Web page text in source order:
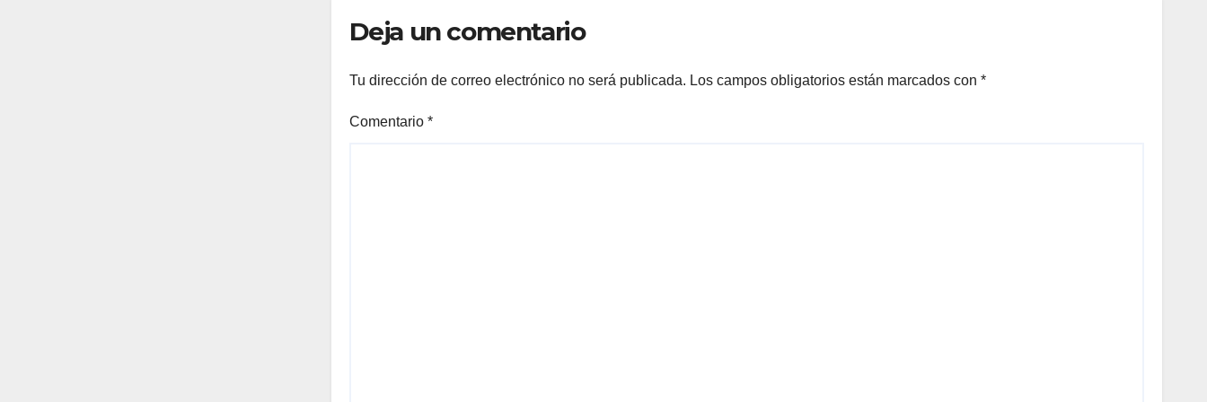
Deja un comentario
Tu dirección de correo electrónico no será publicada. Los campos obligatorios están marcados con *
Comentario *